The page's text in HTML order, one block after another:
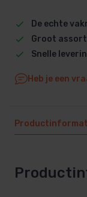
De echte
Groot
Snelle
Heb je een